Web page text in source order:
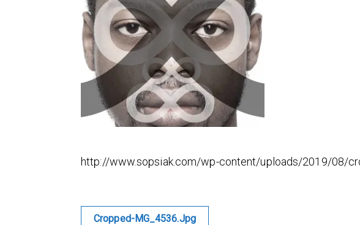
http://www.sopsiak.com/wp-content/uploads/2019/08/
Navigation
Cropped-MG_4536.jpg